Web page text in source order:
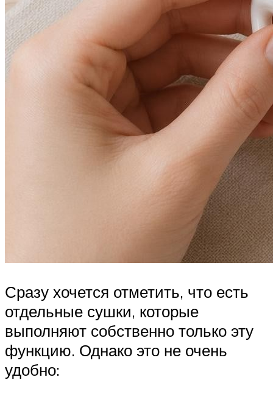
Сразу хочется отметить, что есть
отдельные сушки, которые
выполняют собственно только эту
функцию. Однако это не очень
удобно: